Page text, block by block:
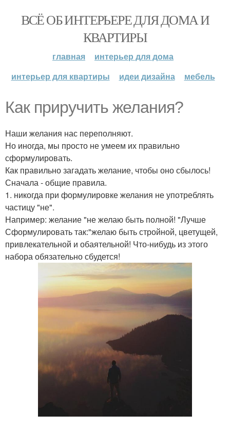
ВСЁ ОБ ИНТЕРЬЕРЕ ДЛЯ ДОМА И
КВАРТИРЫ
главная
интерьер для дома
интерьер для квартиры
идеи дизайна мебель
Как приручить желания?
Наши желания нас переполняют.
Но иногда, мы просто не умеем их правильно
сформулировать.
Как правильно загадать желание, чтобы оно сбылось!
Сначала - общие правила.
1. никогда при формулировке желания не употреблять
частицу "не".
Например: желание "не желаю быть полной! "Лучше
Сформулировать так:"желаю быть стройной, цветущей,
привлекательной и обаятельной! Что-нибудь из этого
набора обязательно сбудется!